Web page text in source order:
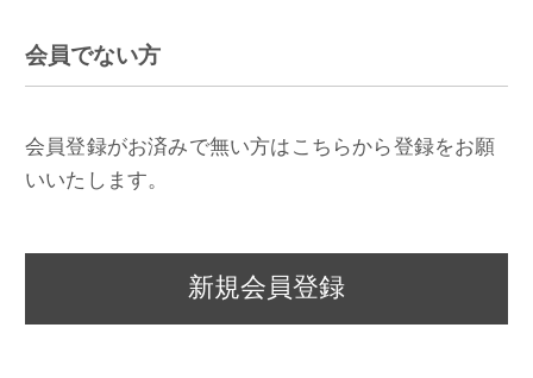
会員でない方
会員登録がお済みで無い方はこちらから登録をお願
いいたします。
新規会員登録